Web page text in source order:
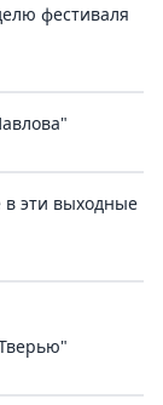
фестиваля
в эти выходные